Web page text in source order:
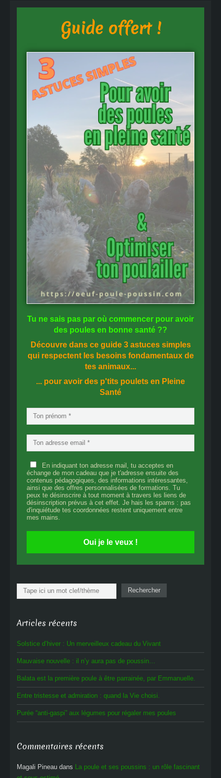
Guide offert !
Tu ne sais pas par où commencer pour avoir
des poules en bonne santé ??
Découvre dans ce guide 3 astuces simples
qui respectent les besoins fondamentaux de
tes animaux...
... pour avoir des p'tits poulets en Pleine
Santé
En indiquant ton adresse mail, tu acceptes en
échange de mon cadeau que je t'adresse ensuite des
contenus pédagogiques, des informations intéressantes,
ainsi que des offres personnalisées de formations. Tu
peux te désinscrire à tout moment à travers les liens de
désinscription prévus à cet effet. Je hais les spams : pas
d'inquiétude tes coordonnées restent uniquement entre
mes mains.
Oui je le veux !
Rechercher Rechercher
Articles récents
Solstice d’hiver : Un merveilleux cadeau du Vivant
Mauvaise nouvelle : il n’y aura pas de poussin…
Balata est la première poule à être parrainée, par Emmanuelle.
Entre tristesse et admiration : quand la Vie choisi.
Purée “anti-gaspi” aux légumes pour régaler mes poules
Commentaires récents
Magali Pineau dans
La poule et ses poussins : un rôle fascinant